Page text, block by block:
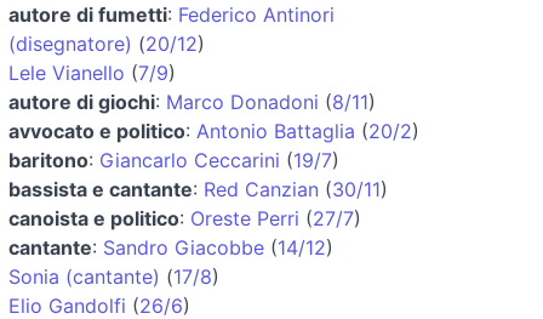
autore di fumetti: Federico Antinori
(disegnatore) (20/12)
Lele Vianello (7/9)
autore di giochi: Marco Donadoni (8/11)
avvocato e politico: Antonio Battaglia (20/2)
baritono: Giancarlo Ceccarini (19/7)
bassista e cantante: Red Canzian (30/11)
canoista e politico: Oreste Perri (27/7)
cantante: Sandro Giacobbe (14/12)
Sonia (cantante) (17/8)
Elio Gandolfi (26/6)